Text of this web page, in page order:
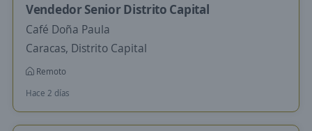
Vendedor Senior Distrito Capital
Café Doña Paula
Caracas, Distrito Capital
Remoto
Hace 2 días